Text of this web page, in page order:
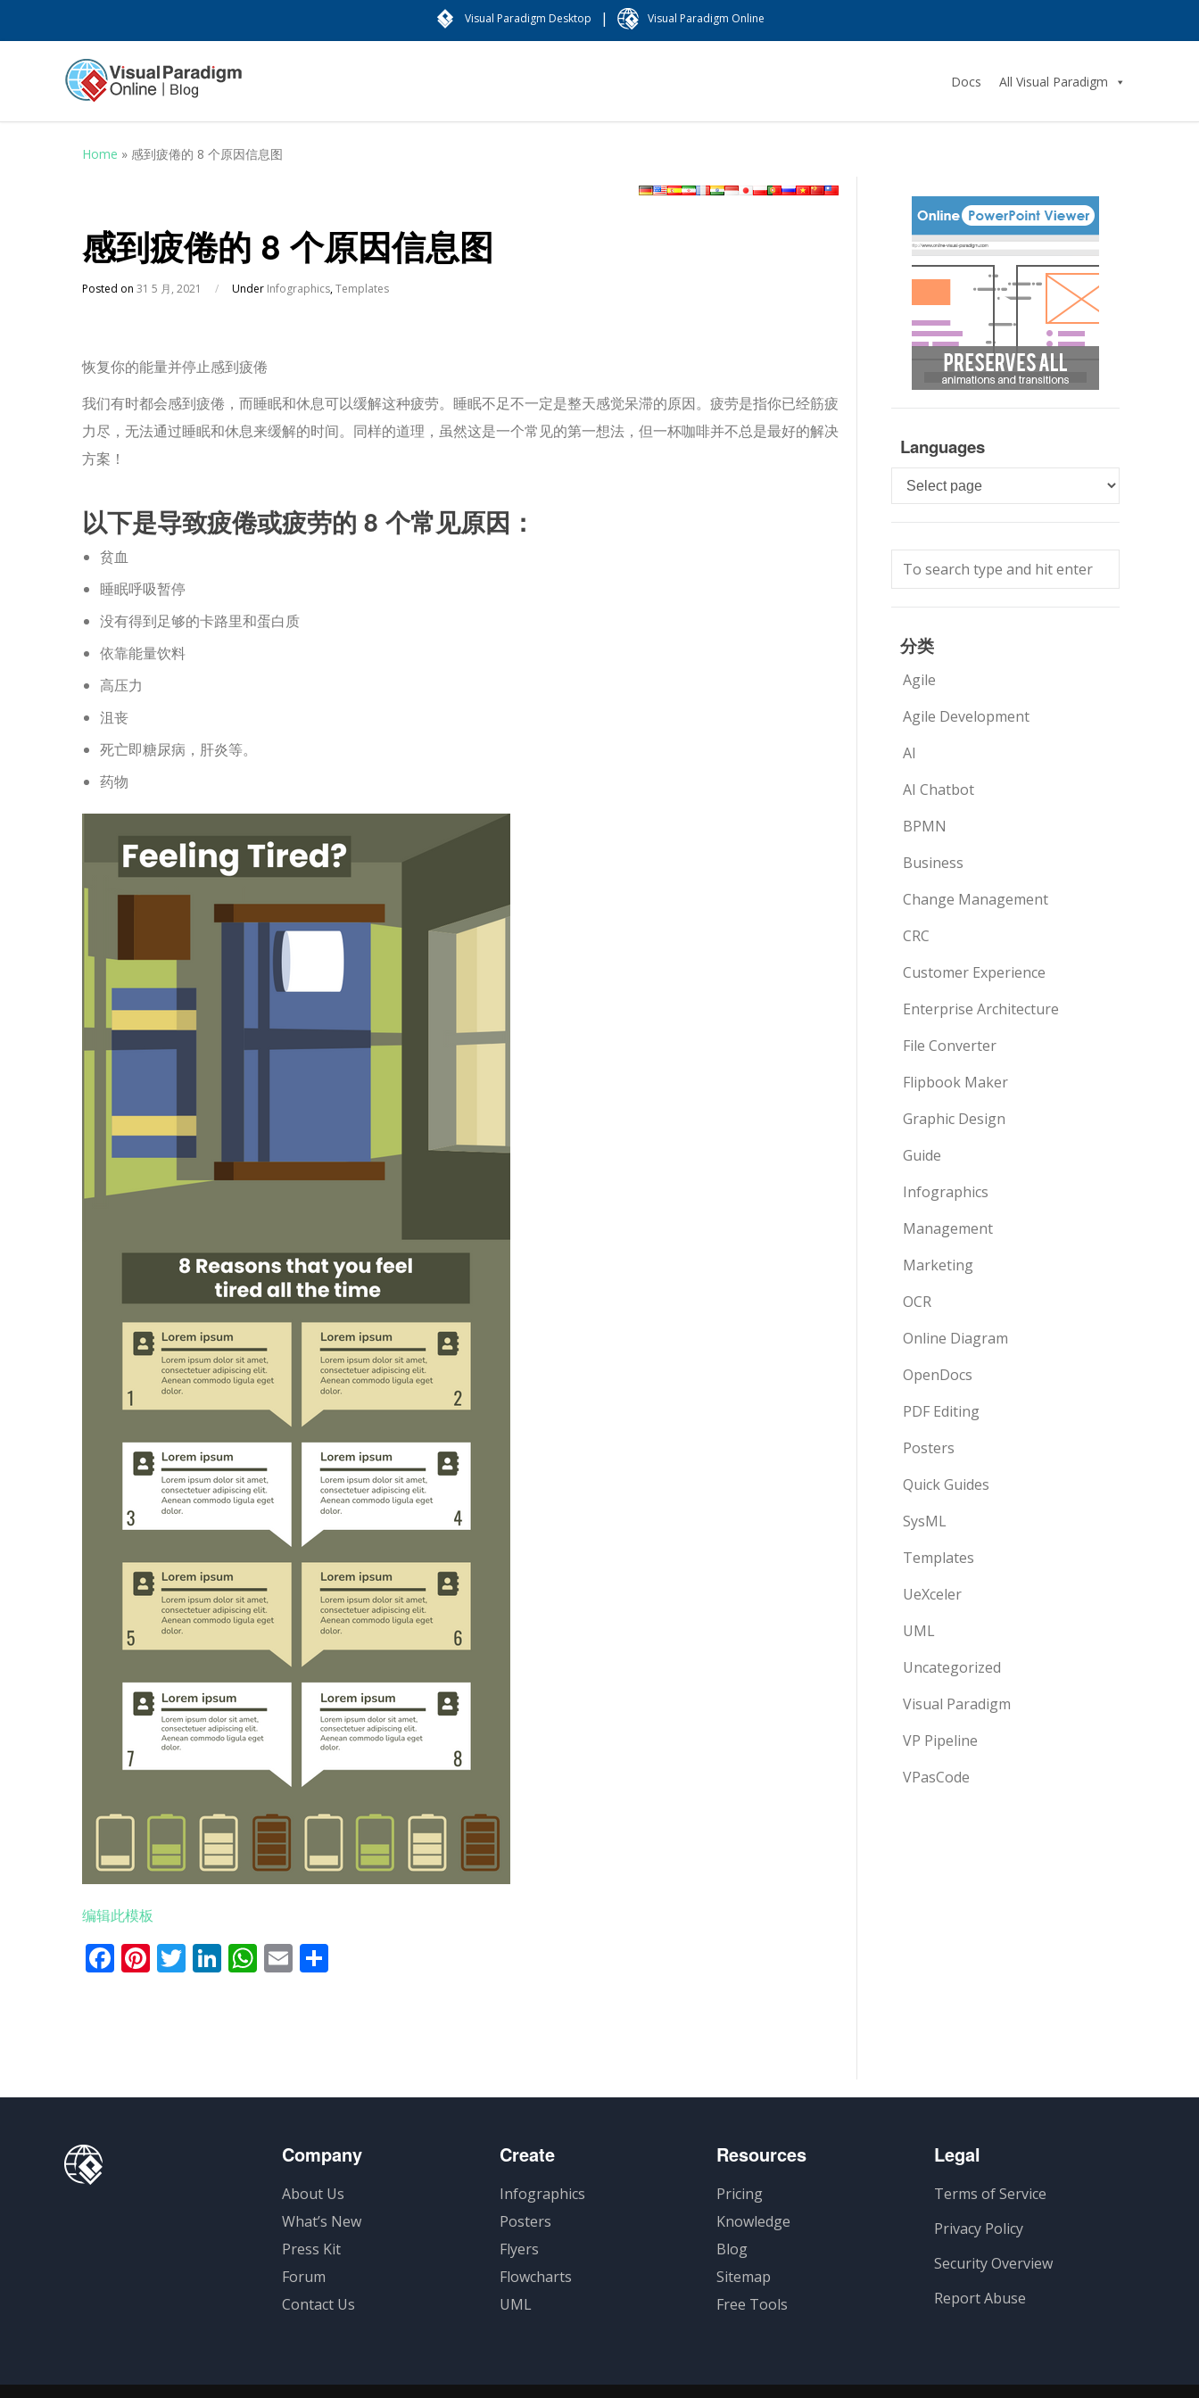
Visual Paradigm Desktop | Visual Paradigm Online
Docs All Visual Paradigm
Home » 感到疲倦的 8 个原因信息图
感到疲倦的 8 个原因信息图
Posted on 31 5 月, 2021 / Under Infographics,Templates
恢复你的能量并停止感到疲倦
我们有时都会感到疲倦，而睡眠和休息可以缓解这种疲劳。睡眠不足不一定是整天感觉呆滞的原因。疲劳是指你已经筋疲
力尽，无法通过睡眠和休息来缓解的时间。同样的道理，虽然这是一个常见的第一想法，但一杯咖啡并不总是最好的解决
方案！
以下是导致疲倦或疲劳的 8 个常见原因：
贫血
睡眠呼吸暂停
没有得到足够的卡路里和蛋白质
依靠能量饮料
高压力
沮丧
死亡即糖尿病，肝炎等。
药物
编辑此模板
Facebook
Pinterest
Twitter
LinkedIn
WhatsApp
Email
Languages
Languages
分类
Agile
Agile Development
AI
AI Chatbot
BPMN
Business
Change Management
CRC
Customer Experience
Enterprise Architecture
File Converter
Flipbook Maker
Graphic Design
Guide
Infographics
Management
Marketing
OCR
Online Diagram
OpenDocs
PDF Editing
Posters
Quick Guides
SysML
Templates
UeXceler
UML
Uncategorized
Visual Paradigm
VP Pipeline
VPasCode
Company
About Us
What’s New
Press Kit
Forum
Contact Us
Create
Infographics
Posters
Flyers
Flowcharts
UML
Resources
Pricing
Knowledge
Blog
Sitemap
Free Tools
Legal
Terms of Service
Privacy Policy
Security Overview
Report Abuse